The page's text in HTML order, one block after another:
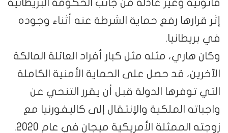
قانونية وغير عادلة من جانب الحكومة البريطانية
إثر قرارها رفع حماية الشرطة عنه أثناء وجوده
في بريطانيا.
وكان هاري، مثله مثل كبار أفراد العائلة المالكة
الآخرين، قد حصل على الحماية الأمنية الكاملة
التي توفرها الدولة قبل أن يقرر التنحي عن
واجباته الملكية والإنتقال إلى كاليفورنيا مع
زوجته الممثلة الأمريكية ميجان في عام 2020.